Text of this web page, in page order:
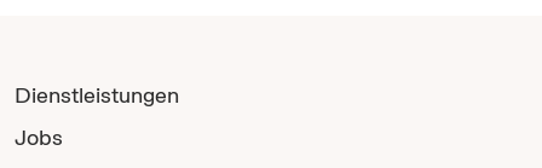
Dienstleistungen
Jobs